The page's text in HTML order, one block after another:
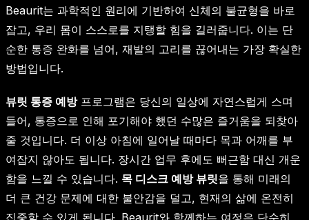
Beaurit는 과학적인 원리에 기반하여 신체의 불균형을 바로
잡고, 우리 몸이 스스로를 지탱할 힘을 길러줍니다. 이는 단
순한 통증 완화를 넘어, 재발의 고리를 끊어내는 가장 확실한
방법입니다.
뷰릿 통증 예방프로그램은 당신의 일상에 자연스럽게 스며
들어, 통증으로 인해 포기해야 했던 수많은 즐거움을 되찾아
줄 것입니다. 더 이상 아침에 일어날 때마다 목과 어깨를 부
여잡지 않아도 됩니다. 장시간 업무 후에도 뻐근함 대신 개운
함을 느낄 수 있습니다. 목 디스크 예방 뷰릿을 통해 미래의
더 큰 건강 문제에 대한 불안감을 덜고, 현재의 삶에 온전히